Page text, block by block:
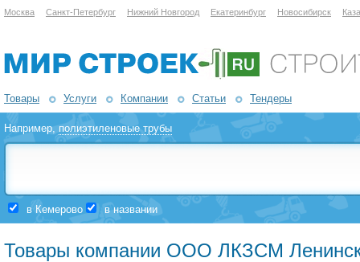
Москва Санкт-Петербург Нижний Новгород Екатеринбург Новосибирск
Товары Услуги Компании Статьи Тендеры
Например,полиэтиленовые трубы
в Кемерово в названии
Товары компании ООО ЛКЗСМ